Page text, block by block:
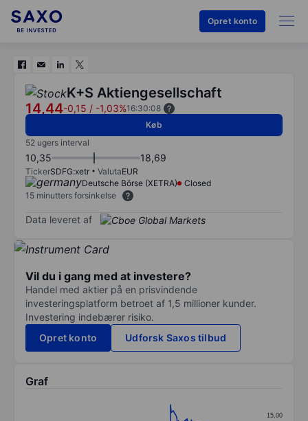
Opret konto
K+S Aktiengesellschaft
14,44-0,15 / -1,03%16:30:08
Køb
52 ugers interval
10,35 18,69
TickerSDFG:xetr ValutaEUR
Deutsche Börse (XETRA)
Closed
15 minutters forsinkelse
Data leveret af
Vil du i gang med at investere?
Handel med aktier på en prisvindende
investeringsplatform betroet af 1,5 millioner kunder.
Investering indebærer risiko.
Opret konto
Udforsk Saxos tilbud
Graf
15,00